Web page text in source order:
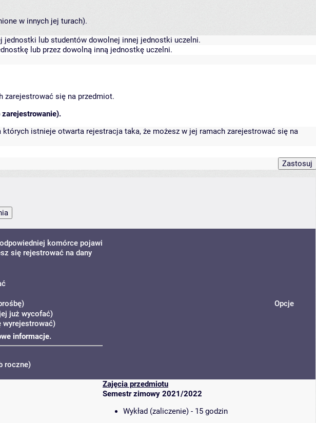
w innych jej turach).
jednostki lub studentów dowolnej innej jednostki uczelni.
lub przez dowolną inną jednostkę uczelni.
zarejestrować się na przedmiot.
zarejestrowanie).
istnieje otwarta rejestracja taka, że możesz w jej ramach zarejestrować się na
komórce pojawi
się rejestrować na dany
już wycofać)
wyrejestrować)
informacje.
roczne)
Opcje
Zajęcia przedmiotu
Semestr zimowy 2021/2022
Wykład (zaliczenie) - 15 godzin